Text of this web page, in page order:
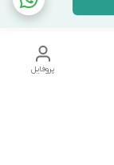
پروفایل